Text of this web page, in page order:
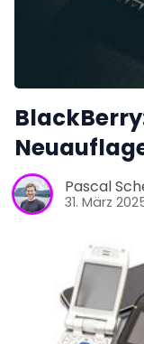
Pascal
31. März